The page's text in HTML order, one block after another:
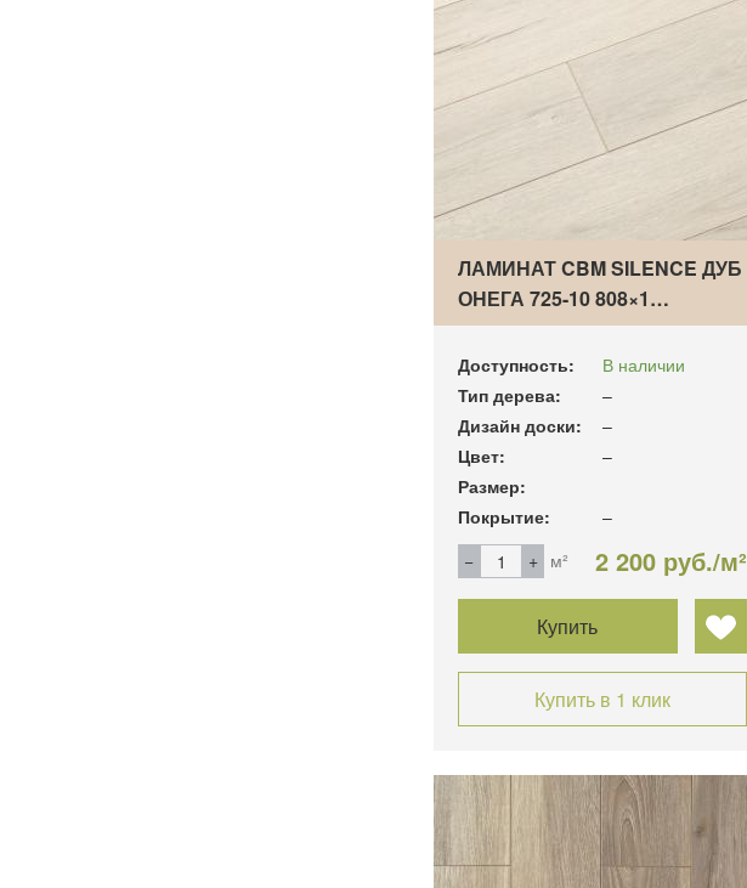
ЛАМИНАТ CBM SILENCE ДУБ
ОНЕГА 725-10 808×1…
Доступность:
В наличии
Тип дерева:
–
Дизайн доски:
–
Цвет:
–
Размер:
Покрытие:
–
м²
2 200 руб./м²
Купить
Купить в 1 клик